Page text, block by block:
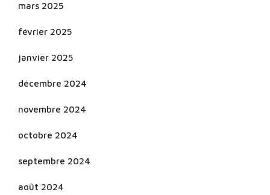
mars 2025
février 2025
janvier 2025
décembre 2024
novembre 2024
octobre 2024
septembre 2024
août 2024